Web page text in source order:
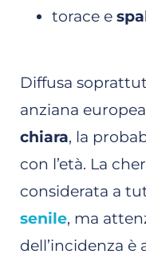
torace e
Diffusa
anziana
chiara, la
con l’età. La
considerata a
senile, ma
dell’incidenza è